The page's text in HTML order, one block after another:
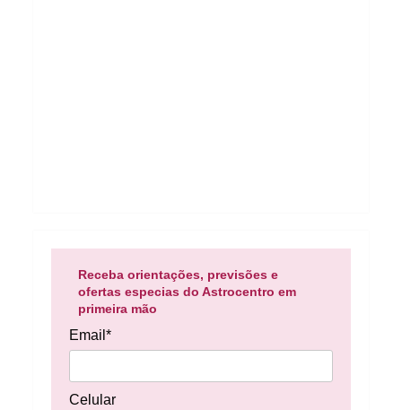
Receba orientações, previsões e
ofertas especias do Astrocentro em
primeira mão
Email*
Celular